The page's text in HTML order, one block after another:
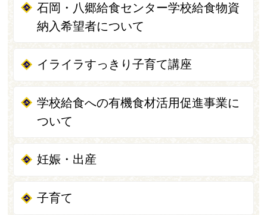
石岡・八郷給食センター学校給食物資
納入希望者について
イライラすっきり子育て講座
学校給食への有機食材活用促進事業に
ついて
妊娠・出産
子育て